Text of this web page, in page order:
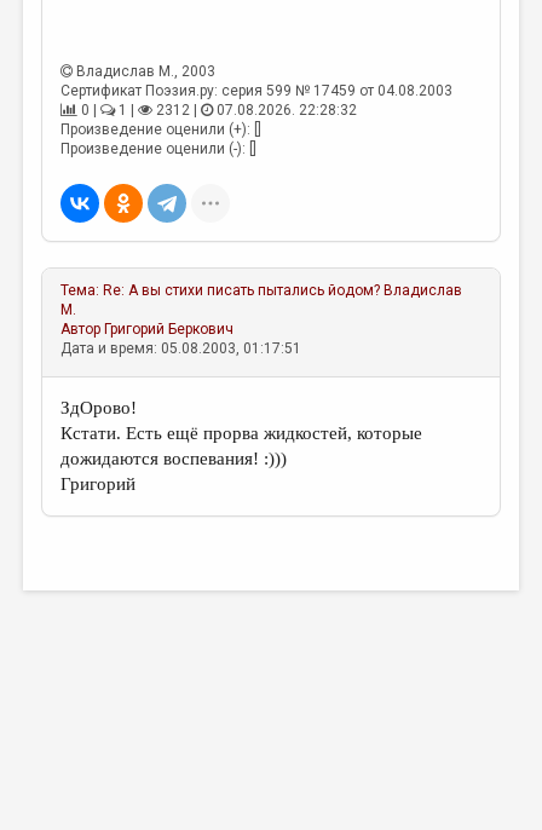
СТРАНИЦЫ ПАМЯТИ
ОБЪЯВЛЕНИЯ
РЕДКОЛЛЕГИЯ
МАЛАЯ ПРОЗА
ЭССЕИСТИКА
ЛИТЕРАТУРОВЕДЕНИЕ
КУЛЬТУРОВЕДЕНИЕ
ПУБЛИЦИСТИКА
РЕЦЕНЗИРОВАНИЕ
ТРЕДИАКОВСКИЙ
Владислав М., 2003
Сертификат Поэзия.ру: серия 599 № 17459 от 04.08.2003
0 |
1 | 2312 |
07.08.2026. 22:28:32
Произведение оценили (+): []
Произведение оценили (-): []
Тема: Re: А вы стихи писать пытались йодом? Владислав
М.
Автор Григорий Беркович
Дата и время: 05.08.2003, 01:17:51
ЗдОрово!
Кстати. Есть ещё прорва жидкостей, которые
дожидаются воспевания! :)))
Григорий